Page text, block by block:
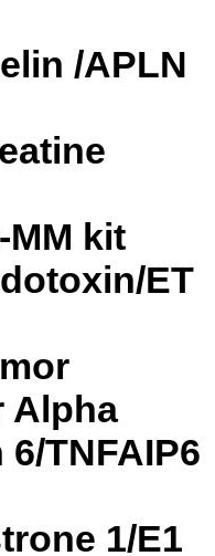
/APLN
MM kit
ET
Alpha
TNFAIP6
1/E1